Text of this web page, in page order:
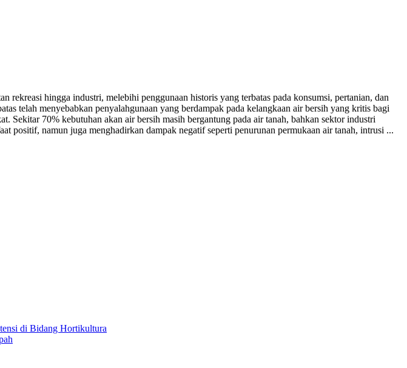
hingga industri, melebihi penggunaan historis yang terbatas pada konsumsi, pertanian, dan
telah menyebabkan penyalahgunaan yang berdampak pada kelangkaan air bersih yang kritis bagi
Sekitar 70% kebutuhan akan air bersih masih bergantung pada air tanah, bahkan sektor industri
positif, namun juga menghadirkan dampak negatif seperti penurunan permukaan air tanah, intrusi ...
di Bidang Hortikultura